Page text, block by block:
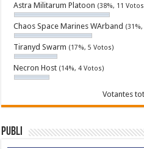
Astra Militarum Platoon (38%, 11
Chaos Space Marines WArband
Tiranyd Swarm (17%, 5 Votos)
Necron Host (14%, 4 Votos)
Votantes
Publi